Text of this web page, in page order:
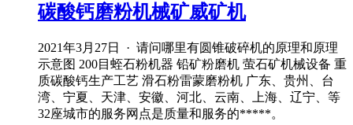
碳酸钙磨粉机械矿威矿机
2021年3月27日 · 请问哪里有圆锥破碎机的原理和原理
示意图 200目蛭石粉机器 铅矿粉磨机 萤石矿机械设备 重
质碳酸钙生产工艺 滑石粉雷蒙磨粉机 广东、贵州、台
湾、宁夏、天津、安徽、河北、云南、上海、辽宁、等
32座城市的服务网点是质量和服务的*****。